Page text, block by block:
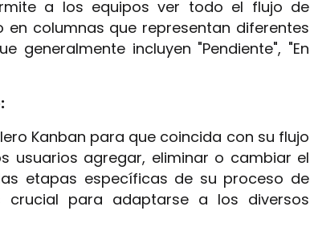
a los equipos ver todo el flujo de
en columnas que representan diferentes
generalmente incluyen "Pendiente", "En
Kanban para que coincida con su flujo
usuarios agregar, eliminar o cambiar el
etapas específicas de su proceso de
crucial para adaptarse a los diversos